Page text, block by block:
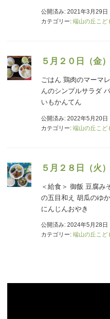
公開済み: 2021年3月29日
カテゴリー: 端山の丘こど
５月２０日（金
ごはん 鶏肉のマーマ
んのシンプルサラダ
いもかんてん
公開済み: 2022年5月20日
カテゴリー: 端山の丘こど
５月２８日（火
＜給食＞ 御飯 豆腐み
の五目和え 胡瓜のゆ
にんじんおやき
公開済み: 2024年5月28日
カテゴリー: 端山の丘こど